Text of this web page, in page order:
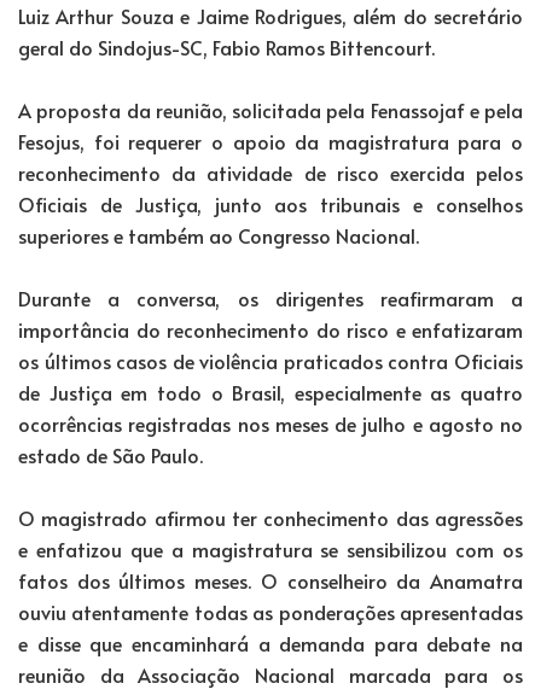
Luiz Arthur Souza e Jaime Rodrigues, além do secretário
geral do Sindojus-SC, Fabio Ramos Bittencourt.
A proposta da reunião, solicitada pela Fenassojaf e pela
Fesojus, foi requerer o apoio da magistratura para o
reconhecimento da atividade de risco exercida pelos
Oficiais de Justiça, junto aos tribunais e conselhos
superiores e também ao Congresso Nacional.
Durante a conversa, os dirigentes reafirmaram a
importância do reconhecimento do risco e enfatizaram
os últimos casos de violência praticados contra Oficiais
de Justiça em todo o Brasil, especialmente as quatro
ocorrências registradas nos meses de julho e agosto no
estado de São Paulo.
O magistrado afirmou ter conhecimento das agressões
e enfatizou que a magistratura se sensibilizou com os
fatos dos últimos meses. O conselheiro da Anamatra
ouviu atentamente todas as ponderações apresentadas
e disse que encaminhará a demanda para debate na
reunião da Associação Nacional marcada para os